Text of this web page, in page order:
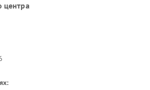
центра